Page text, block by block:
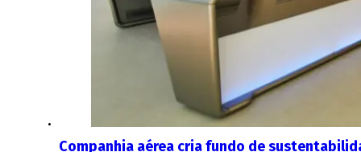
Companhia aérea cria fundo de